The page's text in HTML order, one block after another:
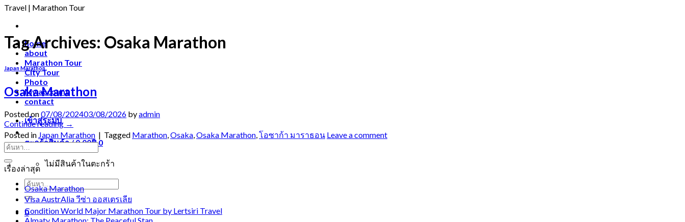
Travel | Marathon Tour
home
about
Marathon Tour
City Tour
Photo
My account
contact
เข้าสู่ระบบ
ตะกร้าสินค้า /0.00฿ 0
ไม่มีสินค้าในตะกร้า
ค้นหา:
0
Tag Archives: Osaka Marathon
Japan Marathon
Osaka Marathon
Posted on07/08/202403/08/2026 byadmin
Continue reading →
Posted in Japan Marathon | Tagged Marathon Osaka Osaka Marathon โอซาก้า มาราธอน Leave a comment
เรื่องล่าสุด
Osaka Marathon
Visa AustrAlia วีซ่า ออสเตรเลีย
Condition World Major Marathon Tour by Lertsiri Travel